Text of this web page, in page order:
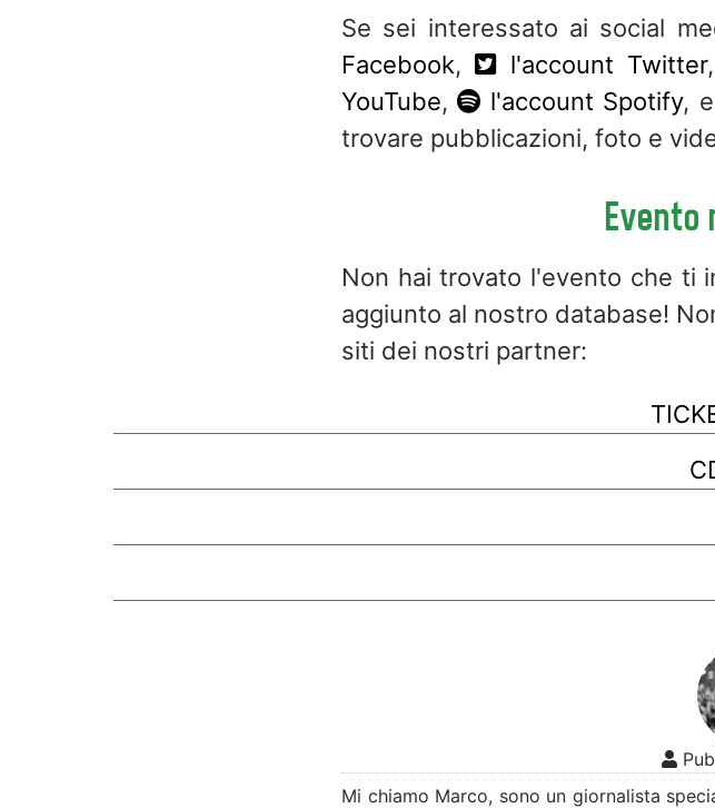
Se sei interessato ai social
Facebook, l'account Twitter,
YouTube, l'account Spotify,
trovare pubblicazioni, foto e
Evento
Non hai trovato l'evento che ti
aggiunto al nostro database!
siti dei nostri partner:
Mi chiamo Marco, sono un giornalista